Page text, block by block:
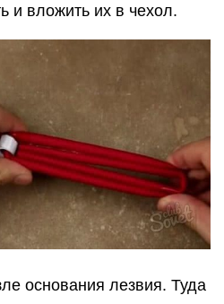
и вложить их в чехол.
основания лезвия. Туда